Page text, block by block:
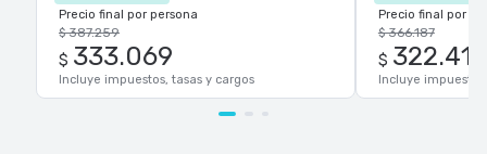
Precio final por persona
$ 333.069
$ 387.259
Incluye impuestos, tasas y cargos
Precio final por
$ 322.419
$ 366.187
Incluye